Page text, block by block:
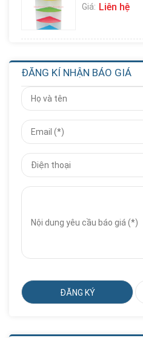
Giá: Liên hệ
Giá: Liên hệ
Giá Đựng Đồ
Liên hệ
Nhà Chơi Cầu
Nhà Chơi Cầu
Thẳng...
ĐĂNG KÍ NHẬN BÁO GIÁ